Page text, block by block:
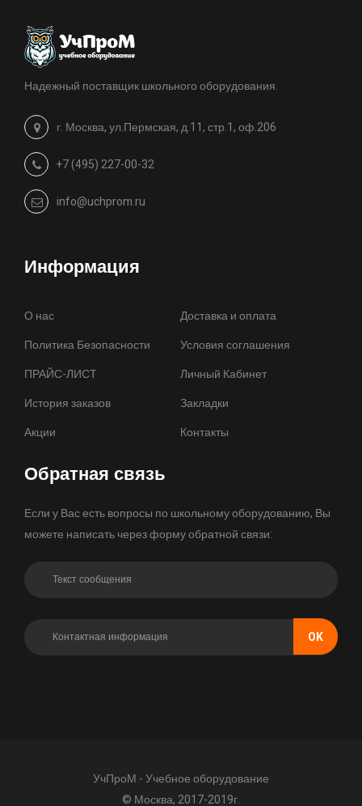
Надежный поставщик школьного оборудования.
г. Москва, ул.Пермская, д.11, стр.1, оф.206
+7 (495) 227-00-32
info@uchprom.ru
Информация
О нас
Доставка и оплата
Политика Безопасности
Условия соглашения
ПРАЙС-ЛИСТ
Личный Кабинет
История заказов
Закладки
Акции
Контакты
Обратная связь
Если у Вас есть вопросы по школьному оборудованию, Вы
можете написать через форму обратной связи:
OK
УчПроМ - Учебное оборудование
© Москва, 2017-2019г.